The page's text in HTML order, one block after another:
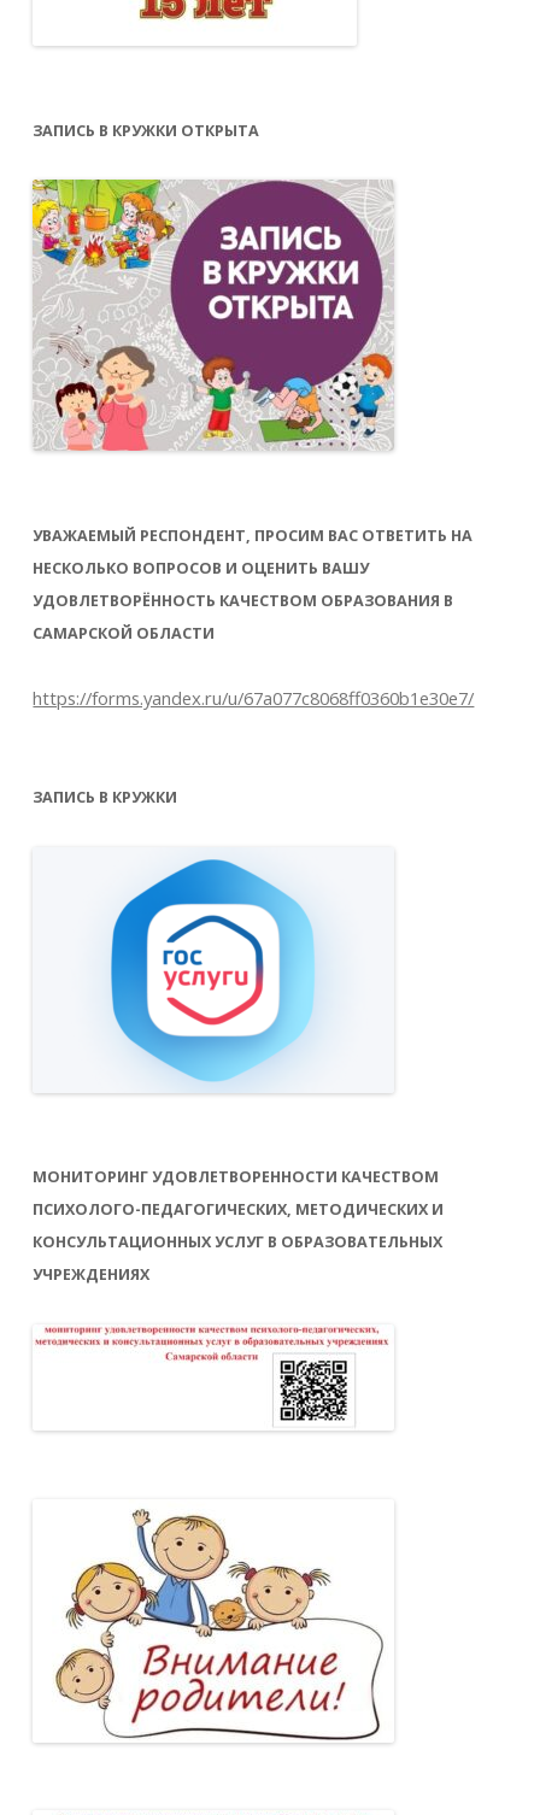
ЗАПИСЬ В КРУЖКИ ОТКРЫТА
УВАЖАЕМЫЙ РЕСПОНДЕНТ, ПРОСИМ ВАС ОТВЕТИТЬ НА
НЕСКОЛЬКО ВОПРОСОВ И ОЦЕНИТЬ ВАШУ
УДОВЛЕТВОРЁННОСТЬ КАЧЕСТВОМ ОБРАЗОВАНИЯ В
САМАРСКОЙ ОБЛАСТИ
https://forms.yandex.ru/u/67a077c8068ff0360b1e30e7/
ЗАПИСЬ В КРУЖКИ
МОНИТОРИНГ УДОВЛЕТВОРЕННОСТИ КАЧЕСТВОМ
ПСИХОЛОГО-ПЕДАГОГИЧЕСКИХ, МЕТОДИЧЕСКИХ И
КОНСУЛЬТАЦИОННЫХ УСЛУГ В ОБРАЗОВАТЕЛЬНЫХ
УЧРЕЖДЕНИЯХ